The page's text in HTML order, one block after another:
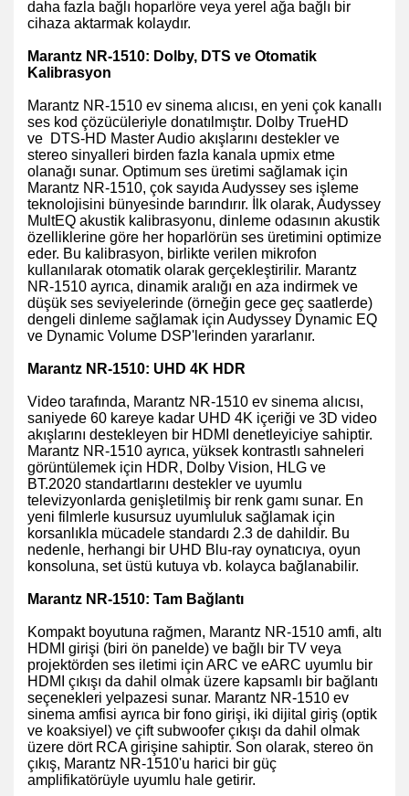
daha fazla bağlı hoparlöre veya yerel ağa bağlı bir
cihaza aktarmak kolaydır.
Marantz NR-1510: Dolby, DTS ve Otomatik
Kalibrasyon
Marantz NR-1510 ev sinema alıcısı, en yeni çok kanallı
ses kod çözücüleriyle donatılmıştır. Dolby TrueHD
ve DTS-HD Master Audio akışlarını destekler ve
stereo sinyalleri birden fazla kanala upmix etme
olanağı sunar. Optimum ses üretimi sağlamak için
Marantz NR-1510, çok sayıda Audyssey ses işleme
teknolojisini bünyesinde barındırır. İlk olarak, Audyssey
MultEQ akustik kalibrasyonu, dinleme odasının akustik
özelliklerine göre her hoparlörün ses üretimini optimize
eder. Bu kalibrasyon, birlikte verilen mikrofon
kullanılarak otomatik olarak gerçekleştirilir. Marantz
NR-1510 ayrıca, dinamik aralığı en aza indirmek ve
düşük ses seviyelerinde (örneğin gece geç saatlerde)
dengeli dinleme sağlamak için Audyssey Dynamic EQ
ve Dynamic Volume DSP'lerinden yararlanır.
Marantz NR-1510: UHD 4K HDR
Video tarafında, Marantz NR-1510 ev sinema alıcısı,
saniyede 60 kareye kadar UHD 4K içeriği ve 3D video
akışlarını destekleyen bir HDMI denetleyiciye sahiptir.
Marantz NR-1510 ayrıca, yüksek kontrastlı sahneleri
görüntülemek için HDR, Dolby Vision, HLG ve
BT.2020 standartlarını destekler ve uyumlu
televizyonlarda genişletilmiş bir renk gamı sunar. En
yeni filmlerle kusursuz uyumluluk sağlamak için
korsanlıkla mücadele standardı 2.3 de dahildir. Bu
nedenle, herhangi bir UHD Blu-ray oynatıcıya, oyun
konsoluna, set üstü kutuya vb. kolayca bağlanabilir.
Marantz NR-1510: Tam Bağlantı
Kompakt boyutuna rağmen, Marantz NR-1510 amfi, altı
HDMI girişi (biri ön panelde) ve bağlı bir TV veya
projektörden ses iletimi için ARC ve eARC uyumlu bir
HDMI çıkışı da dahil olmak üzere kapsamlı bir bağlantı
seçenekleri yelpazesi sunar. Marantz NR-1510 ev
sinema amfisi ayrıca bir fono girişi, iki dijital giriş (optik
ve koaksiyel) ve çift subwoofer çıkışı da dahil olmak
üzere dört RCA girişine sahiptir. Son olarak, stereo ön
çıkış, Marantz NR-1510'u harici bir güç
amplifikatörüyle uyumlu hale getirir.